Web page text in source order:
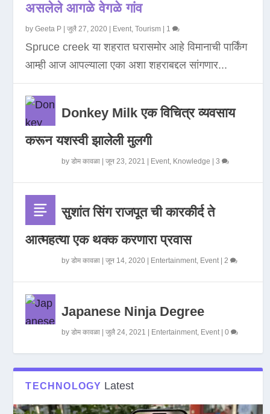
असलेले आगळे वेगळे गांव
byGeeta P |जुलै 27, 2020 Event,Tourism 1
Spruce creek या शहरात घरासमोर आहे विमानाची पार्किंग
आम्ही आज आपल्याला एका अशा शहराबद्दल सांगणार...
Donkey Milk एक विचित्र व्यवसाय
करून यशस्वी झालेली मुलगी
byडोम कावळा |जून 23, 2021 Event, Knowledge |3
सुशांत सिंग राजपूत ची कारकीर्द ते
आत्महत्या एक थक्क करणारा प्रवास
byडोम कावळा |जून 14, 2020 Entertainment, Event|2
Japanese Ninja Degree
byडोम कावळा |जुलै 24, 2021 Entertainment, Event|0
TECHNOLOGY Latest